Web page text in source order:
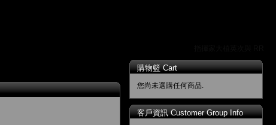
購物籃 Cart
您尚未選購任何商品.
客戶資訊 Customer Group Info